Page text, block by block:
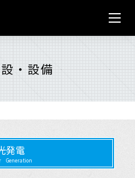
・設備
発電
Generation